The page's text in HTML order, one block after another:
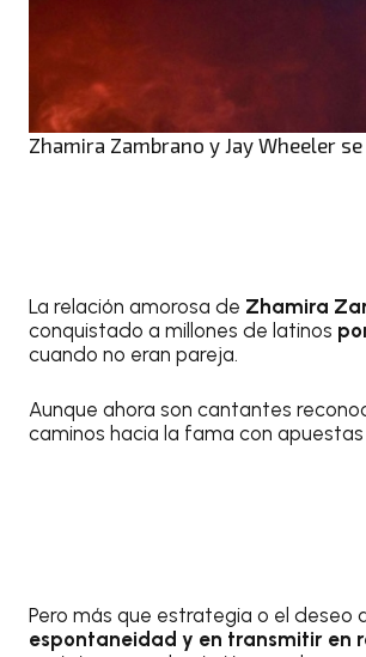
Zhamira Zambrano y Jay Wheeler
La relación amorosa de Zhamira
conquistado a millones de latinos
cuando no eran pareja.
Aunque ahora son cantantes
caminos hacia la fama con
Pero más que estrategia o el deseo
espontaneidad y en transmitir en